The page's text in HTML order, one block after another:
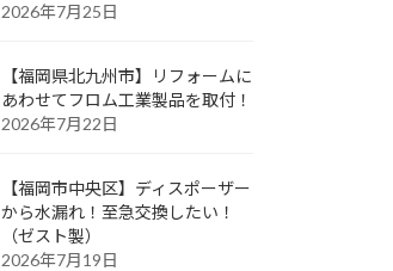
2026年7月25日
【福岡県北九州市】リフォームに
あわせてフロム工業製品を取付！
2026年7月22日
【福岡市中央区】ディスポーザー
から水漏れ！至急交換したい！
（ゼスト製）
2026年7月19日